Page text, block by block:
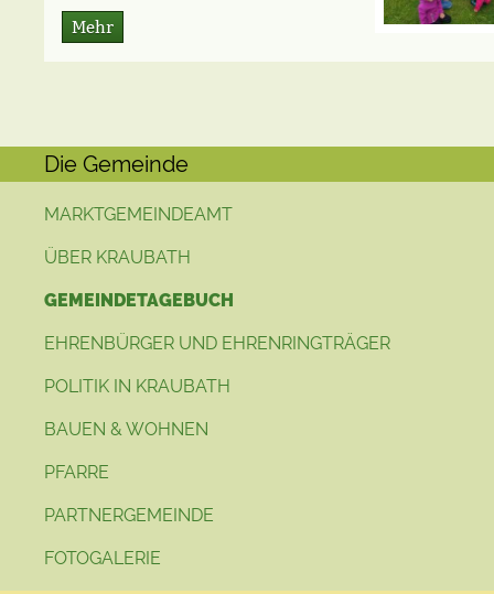
Mehr
Die Gemeinde
MARKTGEMEINDEAMT
ÜBER KRAUBATH
GEMEINDETAGEBUCH
EHRENBÜRGER UND EHRENRINGTRÄGER
POLITIK IN KRAUBATH
BAUEN & WOHNEN
PFARRE
PARTNERGEMEINDE
FOTOGALERIE